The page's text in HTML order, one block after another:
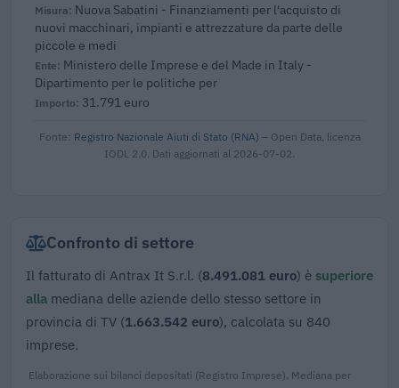
Nuova Sabatini - Finanziamenti per l'acquisto di
nuovi macchinari, impianti e attrezzature da parte delle
piccole e medi
Ministero delle Imprese e del Made in Italy -
Dipartimento per le politiche per
31.791 euro
Fonte: Registro Nazionale Aiuti di Stato (RNA) – Open Data, licenza
IODL 2.0. Dati aggiornati al 2026-07-02.
Confronto di settore
Il fatturato di Antrax It S.r.l. (8.491.081 euro) è superiore
alla mediana delle aziende dello stesso settore in
provincia di TV (1.663.542 euro), calcolata su 840
imprese.
Elaborazione sui bilanci depositati (Registro Imprese). Mediana per